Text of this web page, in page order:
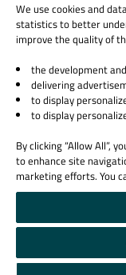
© 2026 The Qt Company
Legal Notice
Privacy and Cookie Policy
Trust Center
Cookie Settings
Email Preferences
Qt Group includes The Qt
We use cookies and
statistics to better
improve the quality of
the development
delivering
to display
to display
By clicking “Allow All”,
to enhance site
marketing efforts. You